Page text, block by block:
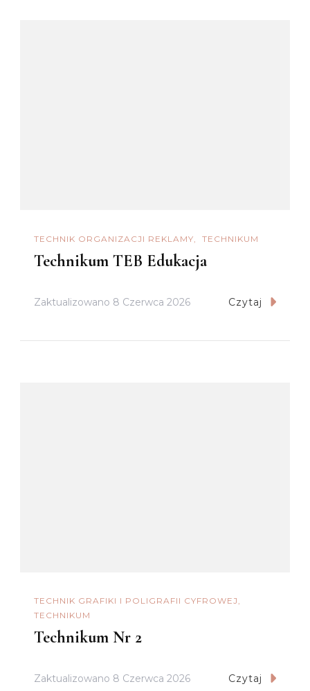
TECHNIK ORGANIZACJI REKLAMY TECHNIKUM
Technikum TEB Edukacja
Zaktualizowano 8 Czerwca 2026 Czytaj
TECHNIK GRAFIKI I POLIGRAFII CYFROWEJ
TECHNIKUM
Technikum Nr 2
Zaktualizowano 8 Czerwca 2026 Czytaj